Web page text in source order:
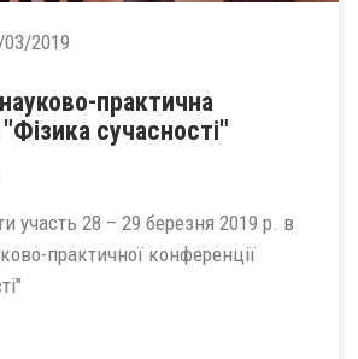
2019
практична
сучасності"
участь 28 – 29 березня 2019 р. в
практичної конференції